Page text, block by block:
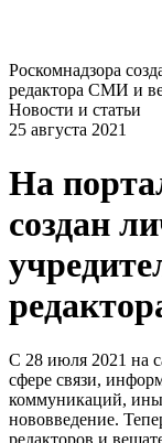
Роскомнадзора
редактора СМИ и
Новости и статьи
25 августа 2021
На
создан
С 28 июля 2021 на
сфере связи,
коммуникаций,
нововведение.
редакторов и